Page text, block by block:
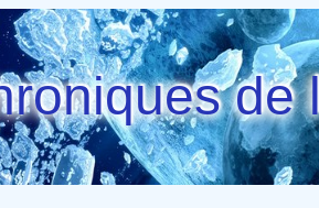
de